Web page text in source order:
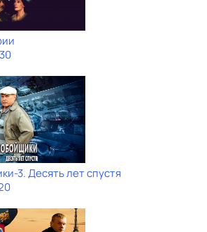
3. Десять лет спустя